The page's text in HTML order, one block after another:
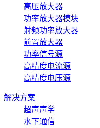
高压放大器
功率放大器模块
射频功率放大器
前置放大器
功率信号源
高精度电流源
高精度电压源
解决方案
超声声学
水下通信